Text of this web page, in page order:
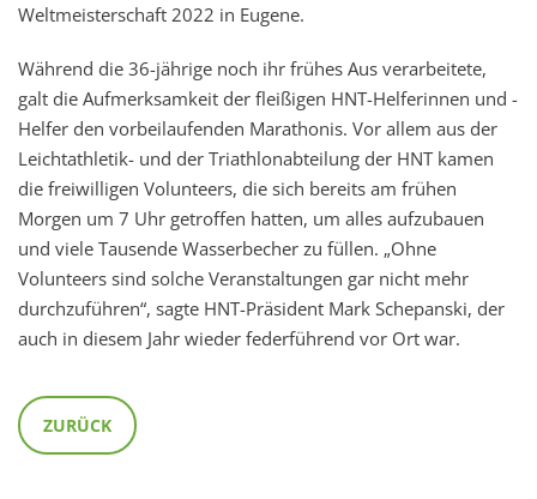
Weltmeisterschaft 2022 in Eugene.
Während die 36-jährige noch ihr frühes Aus verarbeitete,
galt die Aufmerksamkeit der fleißigen HNT-Helferinnen und -
Helfer den vorbeilaufenden Marathonis. Vor allem aus der
Leichtathletik- und der Triathlonabteilung der HNT kamen
die freiwilligen Volunteers, die sich bereits am frühen
Morgen um 7 Uhr getroffen hatten, um alles aufzubauen
und viele Tausende Wasserbecher zu füllen. „Ohne
Volunteers sind solche Veranstaltungen gar nicht mehr
durchzuführen“, sagte HNT-Präsident Mark Schepanski, der
auch in diesem Jahr wieder federführend vor Ort war.
ZURÜCK